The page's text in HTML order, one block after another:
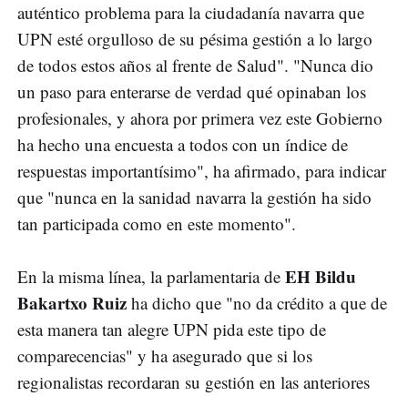
auténtico problema para la ciudadanía navarra que
UPN esté orgulloso de su pésima gestión a lo largo
de todos estos años al frente de Salud". "Nunca dio
un paso para enterarse de verdad qué opinaban los
profesionales, y ahora por primera vez este Gobierno
ha hecho una encuesta a todos con un índice de
respuestas importantísimo", ha afirmado, para indicar
que "nunca en la sanidad navarra la gestión ha sido
tan participada como en este momento".
En la misma línea, la parlamentaria de EH Bildu
Bakartxo Ruiz ha dicho que "no da crédito a que de
esta manera tan alegre UPN pida este tipo de
comparecencias" y ha asegurado que si los
regionalistas recordaran su gestión en las anteriores